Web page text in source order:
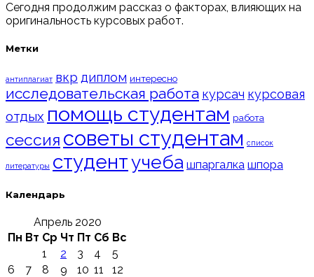
Сегодня продолжим рассказ о факторах, влияющих на
оригинальность курсовых работ.
Метки
антиплагиат вкр диплом интересно
исследовательская работа курсач курсовая
отдых помощь студентам работа
сессия советы студентам список
литературы студентучеба шпаргалка шпора
Календарь
Апрель 2020
Пн Вт Ср Чт Пт Сб Вс
1
2 3 4
5
6
7 8 9 10 11
12